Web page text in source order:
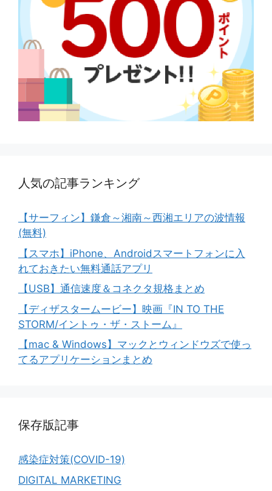
人気の記事ランキング
【サーフィン】鎌倉～湘南～西湘エリアの波情報
(無料)
【スマホ】iPhone、Androidスマートフォンに入
れておきたい無料通話アプリ
【USB】通信速度＆コネクタ規格まとめ
【ディザスタームービー】映画『IN TO THE
STORM/イントゥ・ザ・ストーム』
【mac & Windows】マックとウィンドウズで使っ
てるアプリケーションまとめ
保存版記事
感染症対策(COVID-19)
DIGITAL MARKETING